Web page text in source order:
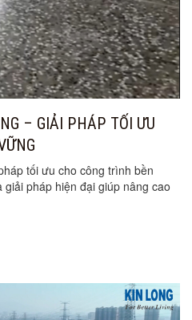
– GIẢI PHÁP TỐI ƯU
tối ưu cho công trình bền
pháp hiện đại giúp nâng cao